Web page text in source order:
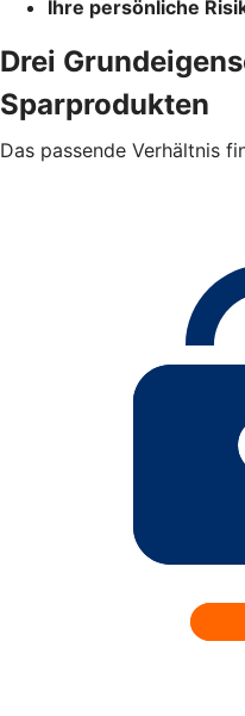
Ihre persönliche
Drei
Sparprodukten
Das passende Verhältnis